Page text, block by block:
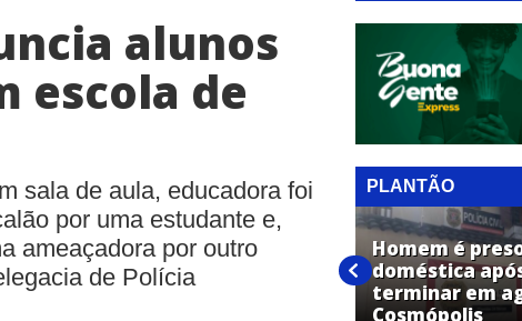
alunos
escola de
sala de aula, educadora foi
por uma estudante e,
ameaçadora por outro
de Polícia
PLANTÃO
PF realiza operação contra
esquema de anabolizantes e
cumpre mandados em
Homem é
doméstica
terminar em
Cosmópolis